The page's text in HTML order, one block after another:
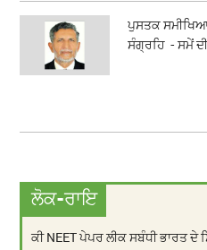
ਪੁਸਤਕ
ਸੰਗ੍ਰਹਿ - ਸਮੇਂ
ਲੋਕ-ਰਾਇ
ਕੀ NEET ਪੇਪਰ ਲੀਕ ਸਬੰਧੀ ਭਾਰਤ ਦੇ